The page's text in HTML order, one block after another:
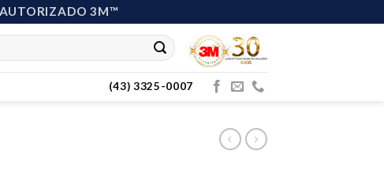
3M™
(43) 3325-0007